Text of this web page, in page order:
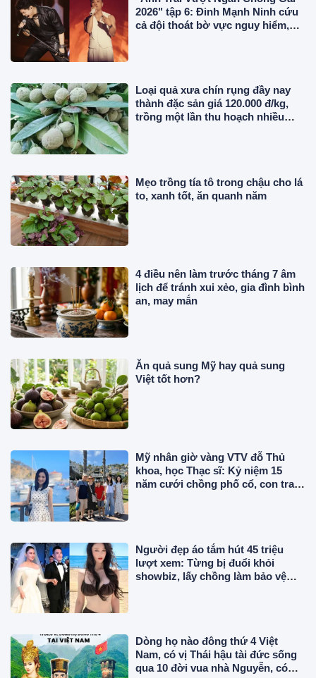
2026" tập 6: Đinh Mạnh Ninh cứu
cả đội thoát bờ vực nguy hiểm,
Loại quả xưa chín rụng đầy nay
thành đặc sản giá 120.000 đ/kg,
trồng một lần thu hoạch nhiều
Mẹo trồng tía tô trong chậu cho lá
to, xanh tốt, ăn quanh năm
4 điều nên làm trước tháng 7 âm
lịch để tránh xui xẻo, gia đình bình
an, may mắn
Ăn quả sung Mỹ hay quả sung
Việt tốt hơn?
Mỹ nhân giờ vàng VTV đỗ Thủ
khoa, học Thạc sĩ: Kỷ niệm 15
năm cưới chồng phố cổ, con trai
Người đẹp áo tắm hút 45 triệu
lượt xem: Từng bị đuổi khỏi
showbiz, lấy chồng làm bảo vệ
Dòng họ nào đông thứ 4 Việt
Nam, có vị Thái hậu tài đức sống
qua 10 đời vua nhà Nguyễn, có